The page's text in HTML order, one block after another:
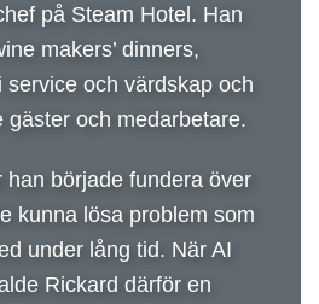
på Steam Hotel. Han
makers’ dinners,
service och värdskap och
gäster och medarbetare.
han började fundera över
kunna lösa problem som
under lång tid. När AI
Rickard därför en